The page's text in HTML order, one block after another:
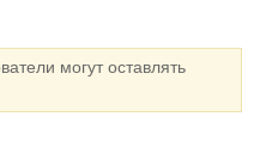
могут оставлять